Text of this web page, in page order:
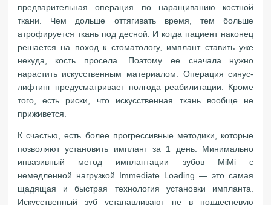
предварительная операция по наращиванию костной
ткани. Чем дольше оттягивать время, тем больше
атрофируется ткань под десной. И когда пациент наконец
решается на поход к стоматологу, имплант ставить уже
некуда, кость просела. Поэтому ее сначала нужно
нарастить искусственным материалом. Операция синус-
лифтинг предусматривает полгода реабилитации. Кроме
того, есть риски, что искусственная ткань вообще не
приживется.
К счастью, есть более прогрессивные методики, которые
позволяют установить имплант за 1 день. Минимально
инвазивный метод имплантации зубов MiMi с
немедленной нагрузкой Immediate Loading — это самая
щадящая и быстрая технология установки импланта.
Искусственный зуб устанавливают не в поддесневую